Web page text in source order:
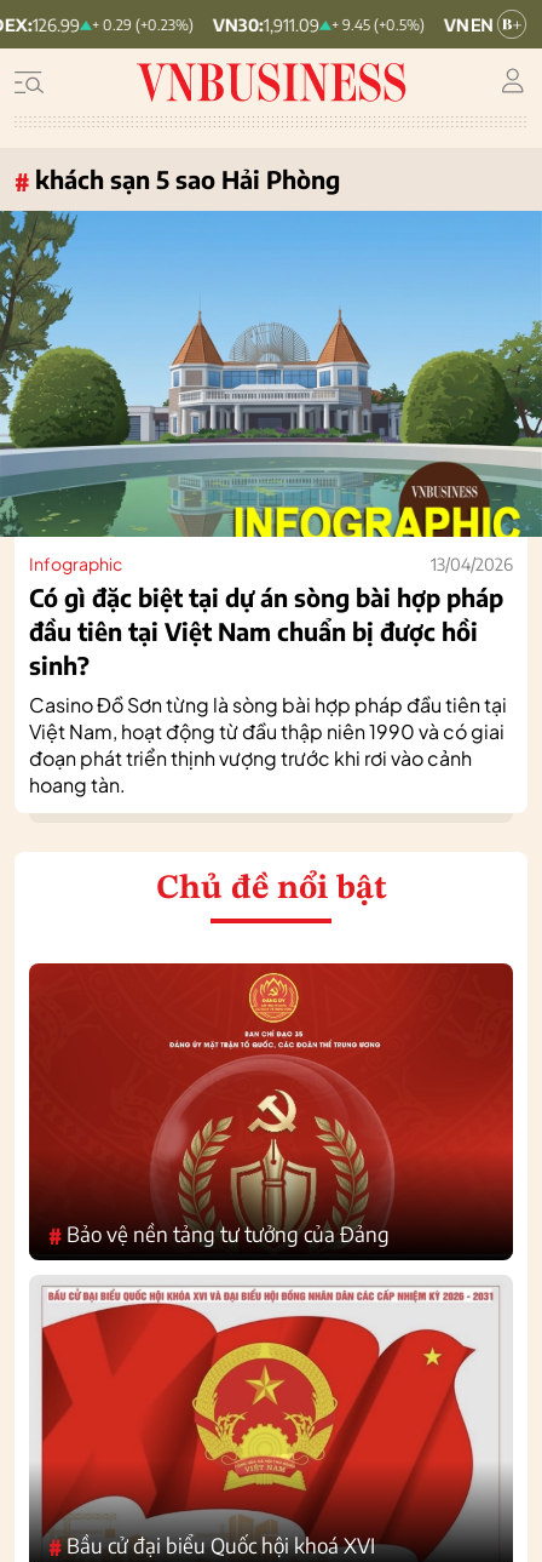
+ 0.29 (+0.23%) VN30:1,911.09 + 9.45 (+0.5%) VNINDEX: 1,768.06
# khách sạn 5 sao Hải Phòng
Infographic 13/04/2026
Có gì đặc biệt tại dự án sòng bài hợp pháp
đầu tiên tại Việt Nam chuẩn bị được hồi
sinh?
Casino Đồ Sơn từng là sòng bài hợp pháp đầu tiên tại
Việt Nam, hoạt động từ đầu thập niên 1990 và có giai
đoạn phát triển thịnh vượng trước khi rơi vào cảnh
hoang tàn.
Chủ đề nổi bật
# Bảo vệ nền tảng tư tưởng của Đảng
#Bầu cử đại biểu Quốc hội khoá XVI